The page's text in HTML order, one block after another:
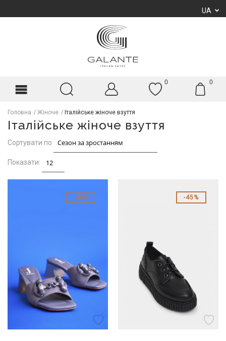
UA
0 0
Головна Жіноче Італійське жіноче взуття
Італійське жіноче взуття
Сортувати по
Показати:
45% 45%